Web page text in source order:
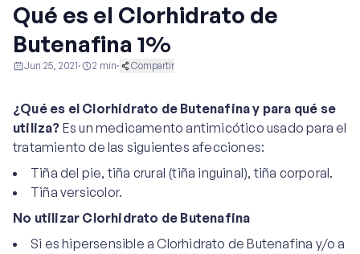
Qué es el Clorhidrato de
Butenafina 1%
Jun 25, 2021· 2 min· Compartir
Ginecología y Obstetricia
Investigaciones
Medicina General
¿Qué es el Clorhidrato de Butenafina y para qué se
utiliza? Es un medicamento antimicótico usado para el
tratamiento de las siguientes afecciones:
Tiña del pie, tiña crural (tiña inguinal), tiña corporal.
Tiña versicolor.
No utilizar Clorhidrato de Butenafina
Si es hipersensible a Clorhidrato de Butenafina y/o a